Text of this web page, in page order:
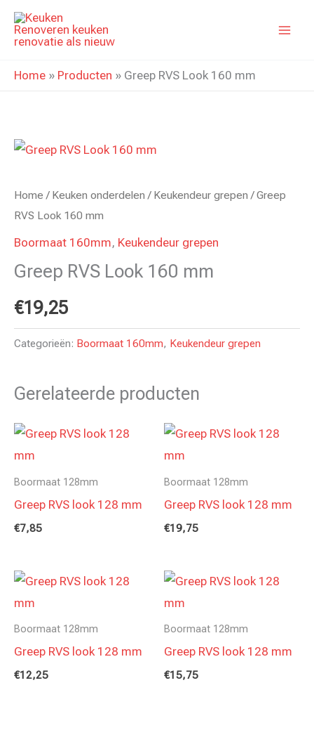
naar
inhoud
Home » Producten » Greep RVS Look 160 mm
Home / Keuken onderdelen / Keukendeur grepen / Greep
RVS Look 160 mm
Boormaat 160mm, Keukendeur grepen
Greep RVS Look 160 mm
€19,25
Categorieën: Boormaat 160mm, Keukendeur grepen
Gerelateerde producten
Boormaat 128mm
Greep RVS look 128 mm
€7,85
Boormaat 128mm
Greep RVS look 128 mm
€19,75
Boormaat 128mm
Greep RVS look 128 mm
€12,25
Boormaat 128mm
Greep RVS look 128 mm
€15,75